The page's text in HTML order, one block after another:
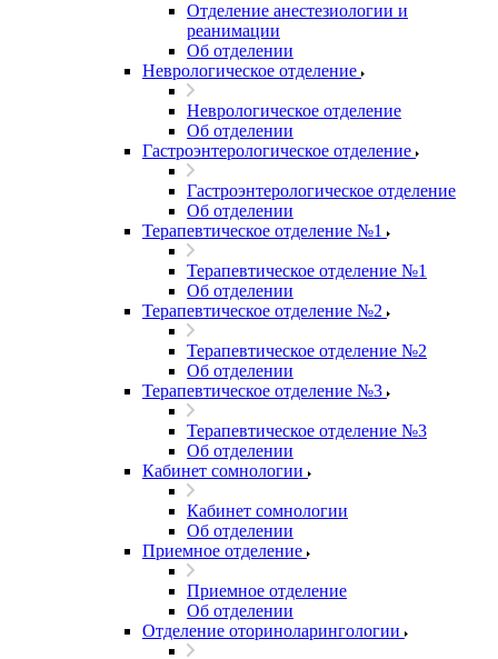
Отделение анестезиологии и
реанимации
Об отделении
Неврологическое отделение
Неврологическое отделение
Об отделении
Гастроэнтерологическое отделение
Гастроэнтерологическое отделение
Об отделении
Терапевтическое отделение №1
Терапевтическое отделение №1
Об отделении
Терапевтическое отделение №2
Терапевтическое отделение №2
Об отделении
Терапевтическое отделение №3
Терапевтическое отделение №3
Об отделении
Кабинет сомнологии
Кабинет сомнологии
Об отделении
Приемное отделение
Приемное отделение
Об отделении
Отделение оториноларингологии